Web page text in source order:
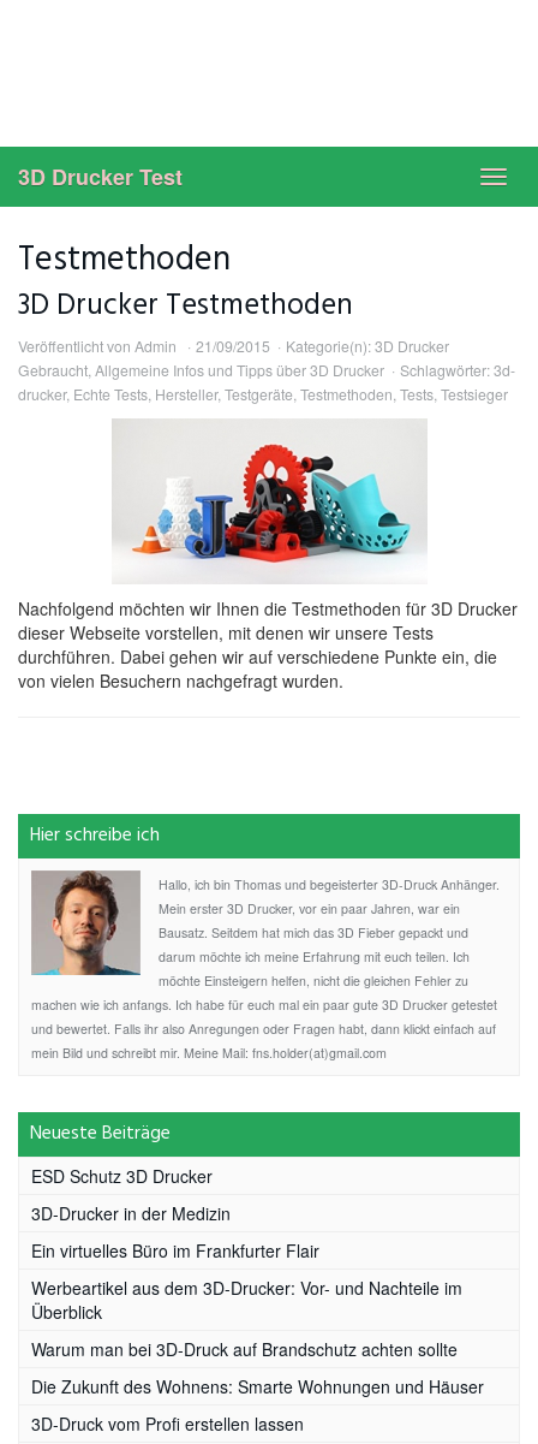
3D Drucker Test
Testmethoden
3D Drucker Testmethoden
Veröffentlicht von Admin 21/09/2015 Kategorie(n):3D Drucker
Gebraucht, Allgemeine Infos und Tipps über 3D Drucker Schlagwörter:3d-
drucker, Echte Tests, Hersteller, Testgeräte, Testmethoden, Tests, Testsieger
Nachfolgend möchten wir Ihnen die Testmethoden für 3D Drucker
dieser Webseite vorstellen, mit denen wir unsere Tests
durchführen. Dabei gehen wir auf verschiedene Punkte ein, die
von vielen Besuchern nachgefragt wurden.
Hier schreibe ich
Hallo, ich bin Thomas und begeisterter 3D-Druck Anhänger.
Mein erster 3D Drucker, vor ein paar Jahren, war ein
Bausatz. Seitdem hat mich das 3D Fieber gepackt und
darum möchte ich meine Erfahrung mit euch teilen. Ich
möchte Einsteigern helfen, nicht die gleichen Fehler zu
machen wie ich anfangs. Ich habe für euch mal ein paar gute 3D Drucker getestet
und bewertet. Falls ihr also Anregungen oder Fragen habt, dann klickt einfach auf
mein Bild und schreibt mir. Meine Mail: fns.holder(at)gmail.com
Neueste Beiträge
ESD Schutz 3D Drucker
3D-Drucker in der Medizin
Ein virtuelles Büro im Frankfurter Flair
Werbeartikel aus dem 3D-Drucker: Vor- und Nachteile im
Überblick
Warum man bei 3D-Druck auf Brandschutz achten sollte
Die Zukunft des Wohnens: Smarte Wohnungen und Häuser
3D-Druck vom Profi erstellen lassen